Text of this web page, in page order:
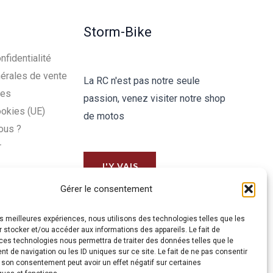
Gérer le consentement
meilleures expériences, nous utilisons des technologies telles que les
stocker et/ou accéder aux informations des appareils. Le fait de
technologies nous permettra de traiter des données telles que le
de navigation ou les ID uniques sur ce site. Le fait de ne pas consentir
son consentement peut avoir un effet négatif sur certaines
de vente
(UE)
?
Storm-Bike
La RC n'est pas notre seule
passion, venez visiter notre shop
de motos
J'Y VAIS